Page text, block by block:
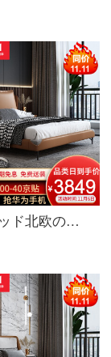
夫婦のベッド北欧の軽奢なツインベッド1.8メートルの近代的な簡単なベッドルームの木製品の家具のベッド+3 E椰子のベッドのマットレス+マットレス*2頭の本当の牛皮(全皮)+落葉松の内で支える+進級版の骨格